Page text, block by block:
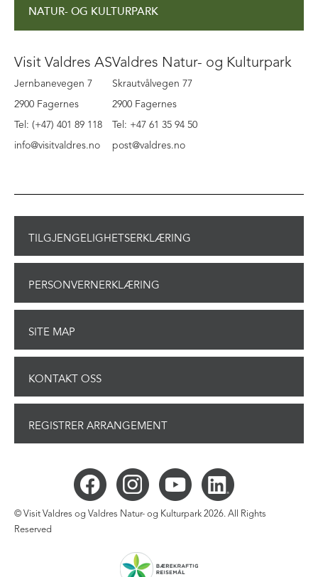
NATUR- OG KULTURPARK
Visit Valdres AS
Jernbanevegen 7
2900 Fagernes
Tel: (+47) 401 89 118
info@visitvaldres.no
Valdres Natur- og Kulturpark
Skrautvålvegen 77
2900 Fagernes
Tel: +47 61 35 94 50
post@valdres.no
TILGJENGELIGHETSERKLÆRING
PERSONVERNERKLÆRING
SITE MAP
KONTAKT OSS
REGISTRER ARRANGEMENT
© Visit Valdres og Valdres Natur- og Kulturpark 2026. All Rights
Reserved